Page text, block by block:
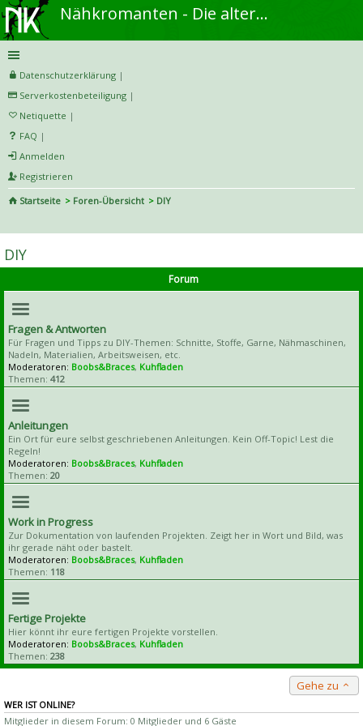
Nähkromanten - Die alternative Näh- und DIY-Community
Datenschutzerklärung |
Serverkostenbeteiligung |
Netiquette |
FAQ |
Anmelden
Registrieren
Startseite
Foren-Übersicht
DIY
he
DIY
Forum
Fragen & Antworten
Für Fragen und Tipps zu DIY-Themen: Schnitte, Stoffe, Garne, Nähmaschinen,
Nadeln, Materialien, Arbeitsweisen, etc.
Moderatoren: Boobs&Braces, Kuhfladen
Themen: 412
Anleitungen
Ein Ort für eure selbst geschriebenen Anleitungen. Kein Off-Topic! Lest die
Regeln!
Moderatoren: Boobs&Braces, Kuhfladen
Themen: 20
Work in Progress
Zur Dokumentation von laufenden Projekten. Zeigt her in Wort und Bild, was
ihr gerade näht oder bastelt.
Moderatoren: Boobs&Braces, Kuhfladen
Themen: 118
Fertige Projekte
Hier könnt ihr eure fertigen Projekte vorstellen.
Moderatoren: Boobs&Braces, Kuhfladen
Themen: 238
Gehe zu
WER IST ONLINE?
Mitglieder in diesem Forum: 0 Mitglieder und 6 Gäste